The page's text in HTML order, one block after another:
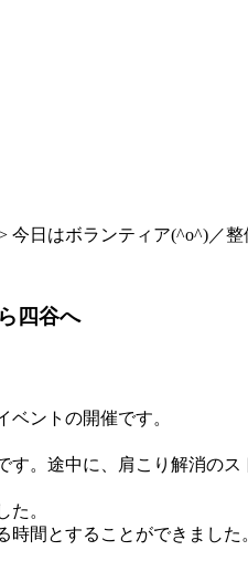
今日はボランティア(^o^)／
四谷へ
ントの開催です。
。途中に、肩こり解消の
。
間とすることができました